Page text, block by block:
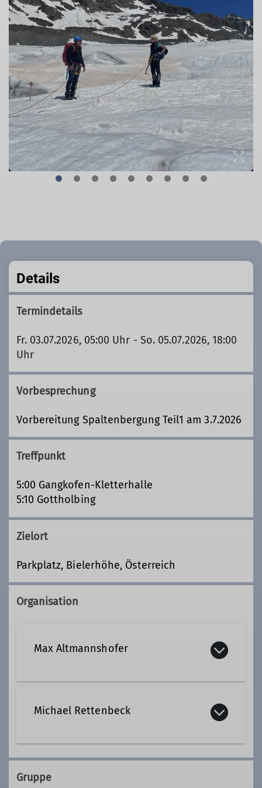
Details
Termindetails
Fr. 03.07.2026, 05:00 Uhr - So. 05.07.2026, 18:00
Uhr
Vorbesprechung
Vorbereitung Spaltenbergung Teil1 am 3.7.2026
Treffpunkt
5:00 Gangkofen-Kletterhalle
5:10 Gottholbing
Zielort
Parkplatz, Bielerhöhe, Österreich
Organisation
Max Altmannshofer
Michael Rettenbeck
+49 170 6359720
Gruppe